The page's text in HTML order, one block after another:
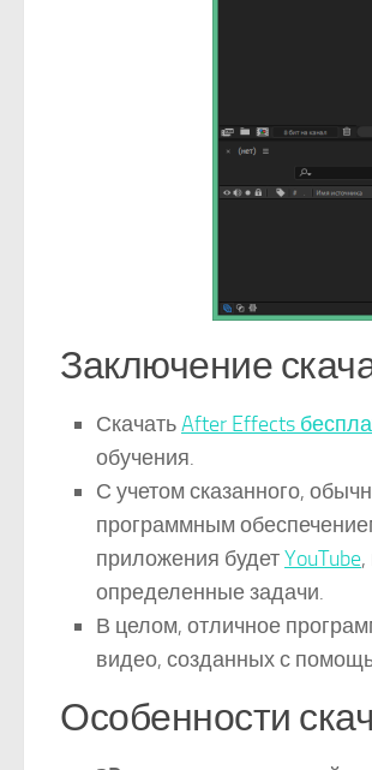
Заключение
СкачатьAfter Effects
обучения.
С учетом сказанного,
программным
приложения будетYouTube
определенные задачи.
В целом, отличное
видео, созданных с
Особенности